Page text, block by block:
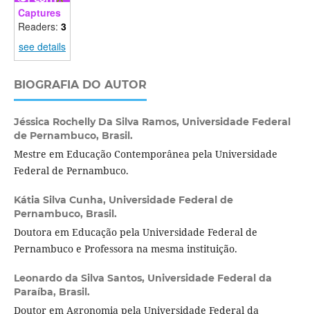
Captures
Readers: 3
see details
BIOGRAFIA DO AUTOR
Jéssica Rochelly Da Silva Ramos, Universidade Federal
de Pernambuco, Brasil.
Mestre em Educação Contemporânea pela Universidade
Federal de Pernambuco.
Kátia Silva Cunha, Universidade Federal de
Pernambuco, Brasil.
Doutora em Educação pela Universidade Federal de
Pernambuco e Professora na mesma instituição.
Leonardo da Silva Santos, Universidade Federal da
Paraíba, Brasil.
Doutor em Agronomia pela Universidade Federal da